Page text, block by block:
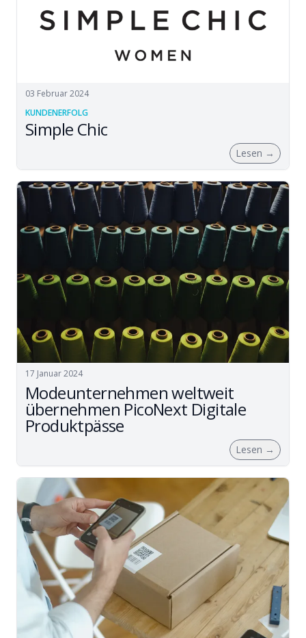
03 Februar 2024
KUNDENERFOLG
Simple Chic
Lesen →
17 Januar 2024
Modeunternehmen weltweit
übernehmen PicoNext Digitale
Produktpässe
Lesen →